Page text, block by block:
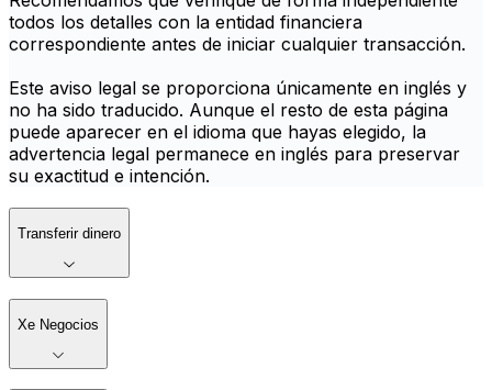
todos los detalles con la entidad financiera
correspondiente antes de iniciar cualquier transacción.
Este aviso legal se proporciona únicamente en inglés y
no ha sido traducido. Aunque el resto de esta página
puede aparecer en el idioma que hayas elegido, la
advertencia legal permanece en inglés para preservar
su exactitud e intención.
Transferir dinero
Xe Negocios